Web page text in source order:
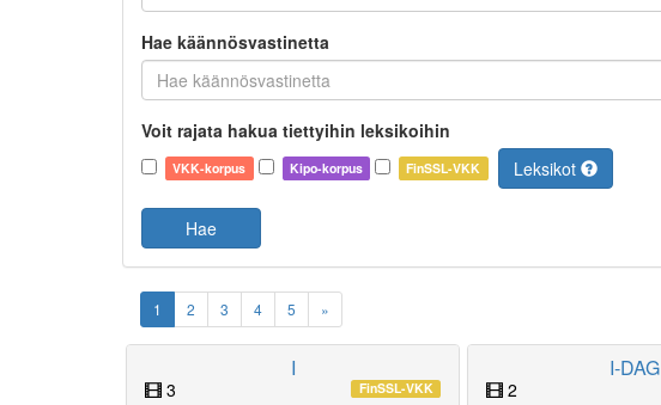
Hae käännösvastinetta
Voit rajata hakua tiettyihin leksikoihin
VKK-korpus Kipo-korpus FinSSL-VKK Leksikot
Hae
1 2 3 4 5 »
I
3 FinSSL-VKK
I-DAG
2